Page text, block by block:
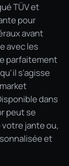
TÜV et
pour
avant
avec les
parfaitement
s'agisse
dans
peut se
jante ou,
et